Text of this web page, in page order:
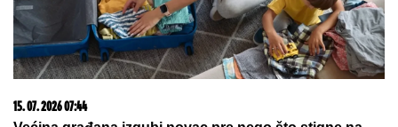
CECA STIGLA U CRNU GORU! Ušik
izdanju došla na aerodrom, sačekao
je crni kombi: "U papučama sam,
skršiću se" (VIDEO)